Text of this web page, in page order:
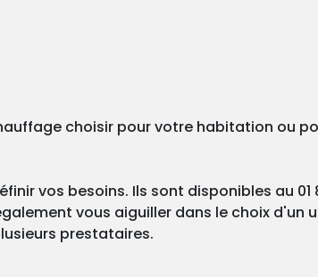
choisir pour votre habitation ou
vos besoins. Ils sont disponibles au 01
vous aiguiller dans le choix d'un
prestataires.